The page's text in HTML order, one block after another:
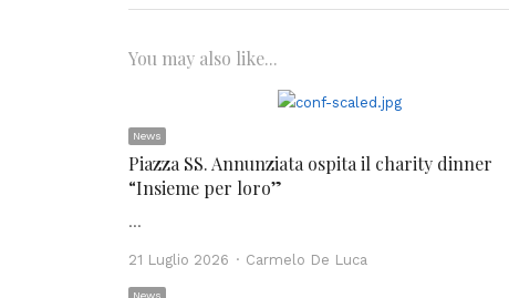
You may also like...
News
Piazza SS. Annunziata ospita il charity dinner
“Insieme per loro”
…
21 Luglio 2026 Author
Carmelo De Luca
News